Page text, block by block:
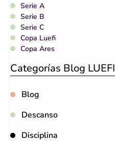
Serie A
Serie B
Serie C
Copa Luefi
Copa Ares
Categorías Blog LUEFI
Blog
Descanso
Disciplina